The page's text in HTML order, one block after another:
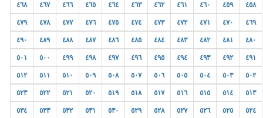
٤٥٨ ٤٥٩ ٤٦٠ ٤٦١ ٤٦٢ ٤٦٣ ٤٦٤ ٤٦٥ ٤٦٦ ٤٦٧ ٤٦٨
٤٦٩ ٤٧٠ ٤٧١ ٤٧٢ ٤٧٣ ٤٧٤ ٤٧٥ ٤٧٦ ٤٧٧ ٤٧٨ ٤٧٩
٤٨٠ ٤٨١ ٤٨٢ ٤٨٣ ٤٨٤ ٤٨٥ ٤٨٦ ٤٨٧ ٤٨٨ ٤٨٩ ٤٩٠
٤٩١ ٤٩٢ ٤٩٣ ٤٩٤ ٤٩٥ ٤٩٦ ٤٩٧ ٤٩٨ ٤٩٩ ٥٠٠ ٥٠١
٥٠٢ ٥٠٣ ٥٠٤ ٥٠٥ ٥٠٦ ٥٠٧ ٥٠٨ ٥٠٩ ٥١٠ ٥١١ ٥١٢
٥١٣ ٥١٤ ٥١٥ ٥١٦ ٥١٧ ٥١٨ ٥١٩ ٥٢٠ ٥٢١ ٥٢٢ ٥٢٣
٥٢٤ ٥٢٥ ٥٢٦ ٥٢٧ ٥٢٨ ٥٢٩ ٥٣٠ ٥٣١ ٥٣٢ ٥٣٣ ٥٣٤